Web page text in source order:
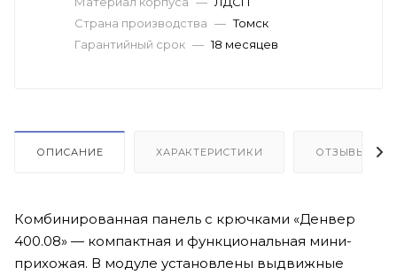
Страна производства — Томск
Гарантийный срок — 18 месяцев
ОПИСАНИЕ ХАРАКТЕРИСТИКИ ОТЗЫВЫ(4)
Комбинированная панель с крючками «Денвер
400.08» — компактная и функциональная мини-
прихожая. В модуле установлены выдвижные